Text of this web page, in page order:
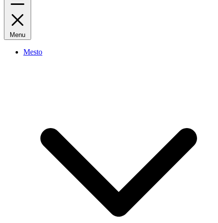
Menu
Mesto